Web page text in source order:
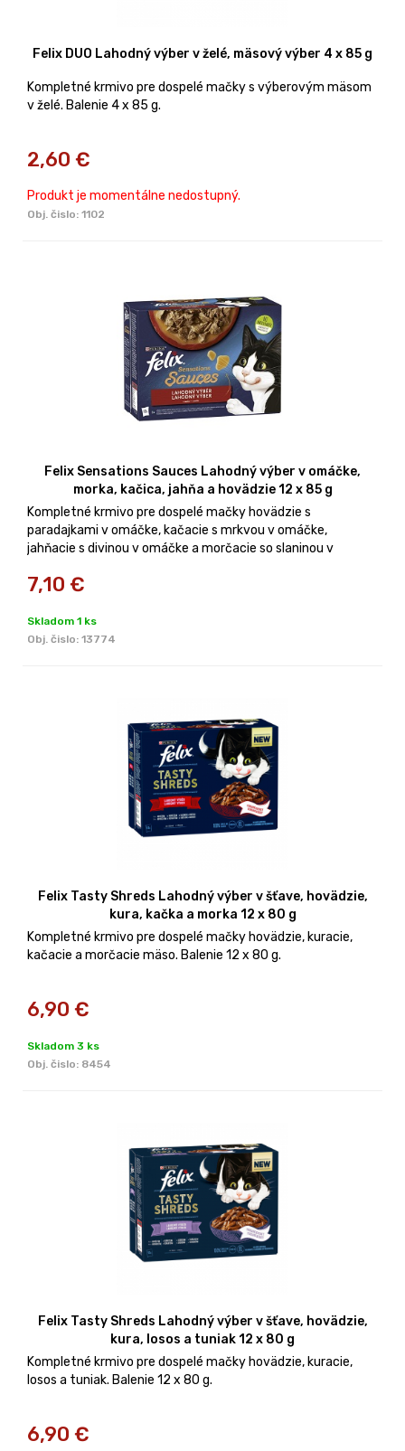
Felix DUO Lahodný výber v želé, mäsový výber 4 x 85 g
Kompletné krmivo pre dospelé mačky s výberovým mäsom
v želé. Balenie 4 x 85 g.
2,60 €
Produkt je momentálne nedostupný.
Obj. čislo: 1102
Felix Sensations Sauces Lahodný výber v omáčke,
morka, kačica, jahňa a hovädzie 12 x 85 g
Kompletné krmivo pre dospelé mačky hovädzie s
paradajkami v omáčke, kačacie s mrkvou v omáčke,
jahňacie s divinou v omáčke a morčacie so slaninou v
7,10 €
Skladom 1 ks
Obj. čislo: 13774
Felix Tasty Shreds Lahodný výber v šťave, hovädzie,
kura, kačka a morka 12 x 80 g
Kompletné krmivo pre dospelé mačky hovädzie, kuracie,
kačacie a morčacie mäso. Balenie 12 x 80 g.
6,90 €
Skladom 3 ks
Obj. čislo: 8454
Felix Tasty Shreds Lahodný výber v šťave, hovädzie,
kura, losos a tuniak 12 x 80 g
Kompletné krmivo pre dospelé mačky hovädzie, kuracie,
losos a tuniak. Balenie 12 x 80 g.
6,90 €